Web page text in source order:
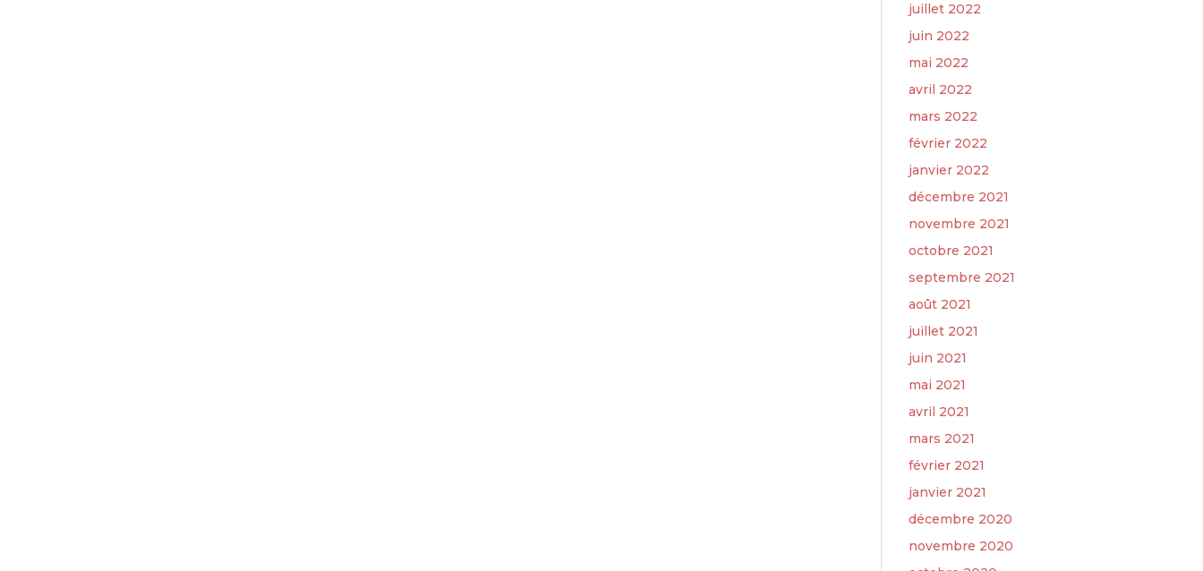
juillet 2022
juin 2022
mai 2022
avril 2022
mars 2022
février 2022
janvier 2022
décembre 2021
novembre 2021
octobre 2021
septembre 2021
août 2021
juillet 2021
juin 2021
mai 2021
avril 2021
mars 2021
février 2021
janvier 2021
décembre 2020
novembre 2020